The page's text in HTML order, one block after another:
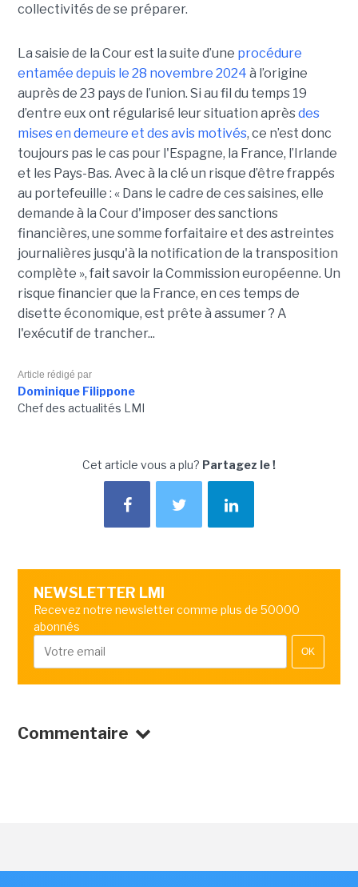
collectivités de se préparer.
La saisie de la Cour est la suite d’une procédure
entamée depuis le 28 novembre 2024 à l’origine
auprès de 23 pays de l’union. Si au fil du temps 19
d’entre eux ont régularisé leur situation aprèsdes
mises en demeure et des avis motivés, ce n’est donc
toujours pas le cas pour l'Espagne, la France, l’Irlande
et les Pays-Bas. Avec à la clé un risque d’être frappés
au portefeuille : « Dans le cadre de ces saisines, elle
demande à la Cour d'imposer des sanctions
financières, une somme forfaitaire et des astreintes
journalières jusqu'à la notification de la transposition
complète », fait savoir la Commission européenne. Un
risque financier que la France, en ces temps de
disette économique, est prête à assumer ? A
l'exécutif de trancher...
Article rédigé par
Dominique Filippone
Chef des actualités LMI
Cet article vous a plu? Partagez le !
NEWSLETTER LMI
Recevez notre newsletter comme plus de 50000
abonnés
OK
Commentaire